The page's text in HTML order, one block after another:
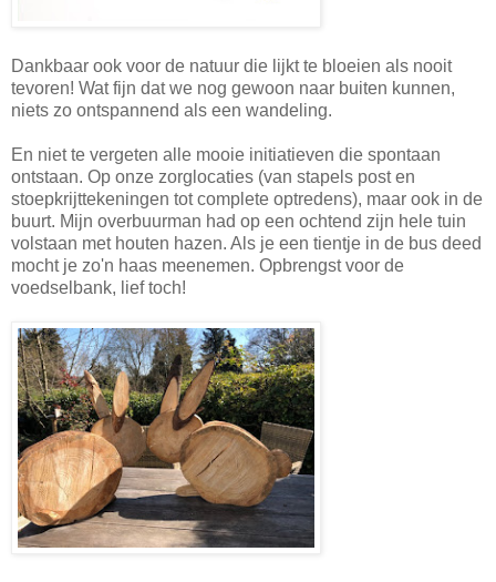
Dankbaar ook voor de natuur die lijkt te bloeien als nooit
tevoren! Wat fijn dat we nog gewoon naar buiten kunnen,
niets zo ontspannend als een wandeling.
En niet te vergeten alle mooie initiatieven die spontaan
ontstaan. Op onze zorglocaties (van stapels post en
stoepkrijttekeningen tot complete optredens), maar ook in de
buurt. Mijn overbuurman had op een ochtend zijn hele tuin
volstaan met houten hazen. Als je een tientje in de bus deed
mocht je zo'n haas meenemen. Opbrengst voor de
voedselbank, lief toch!